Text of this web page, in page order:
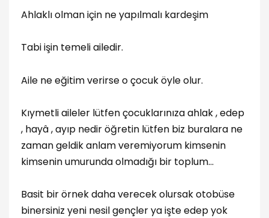
Ahlaklı olman için ne yapılmalı kardeşim
Tabi işin temeli ailedir.
Aile ne eğitim verirse o çocuk öyle olur.
Kıymetli aileler lütfen çocuklarınıza ahlak , edep
, hayâ , ayıp nedir öğretin lütfen biz buralara ne
zaman geldik anlam veremiyorum kimsenin
kimsenin umurunda olmadığı bir toplum...
Basit bir örnek daha verecek olursak otobüse
binersiniz yeni nesil gençler ya işte edep yok